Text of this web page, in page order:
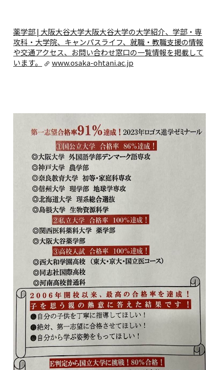
薬学部 | 大阪大谷大学大阪大谷大学の大学紹介、学部・専
攻科・大学院、キャンパスライフ、就職・教職支援の情報
や交通アクセス、お問い合わせ窓口の一覧情報を掲載して
います。
www.osaka-ohtani.ac.jp